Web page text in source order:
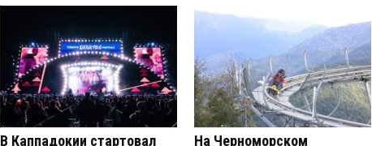
В Каппадокии стартовал
На Черноморском